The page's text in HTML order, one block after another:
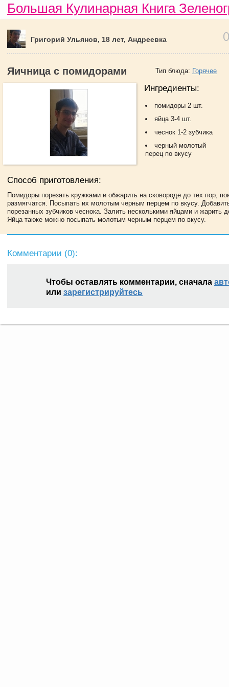
Большая Кулинарная Книга
Григорий Ульянов, 18 лет, Андреевка
Тип блюда: Горячее
Яичница с помидорами
Ингредиенты:
помидоры 2 шт.
яйца 3-4 шт.
чеснок 1-2 зубчика
черный молотый
перец по вкусу
Способ приготовления:
Помидоры порезать кружками и обжарить на сковороде до тех пор,
размягчатся. Посыпать их молотым черным перцем по вкусу.
порезанных зубчиков чеснока. Залить несколькими яйцами и жарить
Яйца также можно посыпать молотым черным перцем по вкусу.
Комментарии (0):
Чтобы оставлять комментарии, сначала
или зарегистрируйтесь